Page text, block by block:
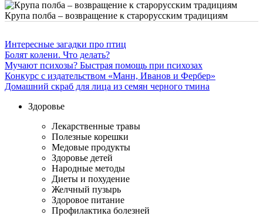
Крупа полба – возвращение к старорусским традициям
Интересные загадки про птиц
Болят колени. Что делать?
Мучают психозы? Быстрая помощь при психозах
Конкурс с издательством «Манн, Иванов и Фербер»
Домашний скраб для лица из семян черного тмина
Здоровье
Лекарственные травы
Полезные корешки
Медовые продукты
Здоровье детей
Народные методы
Диеты и похудение
Желчный пузырь
Здоровое питание
Профилактика болезней